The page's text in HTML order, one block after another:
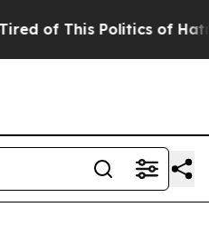
of This Politics of Hatred”